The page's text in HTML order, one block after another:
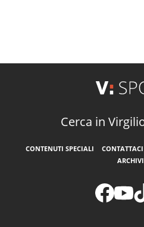
Cerca in
CONTENUTI SPECIALI CONTATTACI